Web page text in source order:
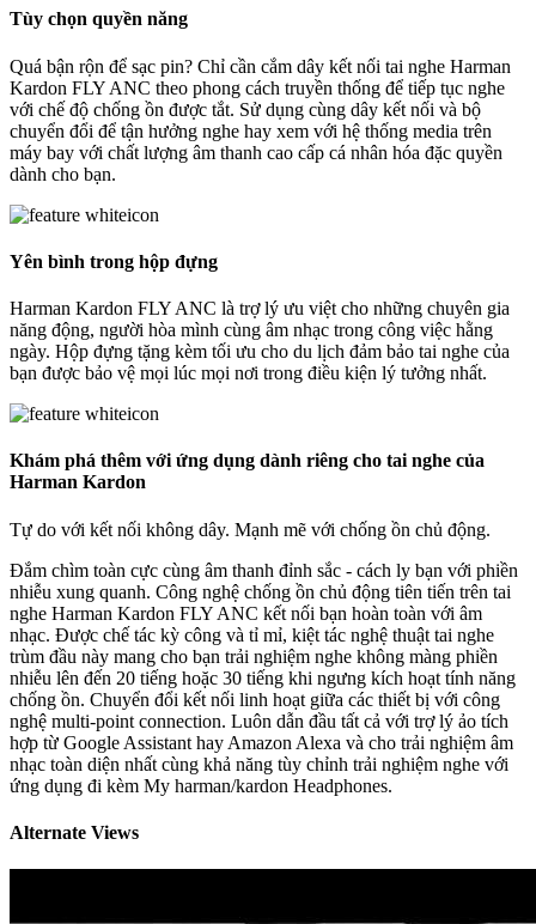
Tùy chọn quyền năng
Quá bận rộn để sạc pin? Chỉ cần cắm dây kết nối tai nghe Harman
Kardon FLY ANC theo phong cách truyền thống để tiếp tục nghe
với chế độ chống ồn được tắt. Sử dụng cùng dây kết nối và bộ
chuyển đổi để tận hưởng nghe hay xem với hệ thống media trên
máy bay với chất lượng âm thanh cao cấp cá nhân hóa đặc quyền
dành cho bạn.
Yên bình trong hộp đựng
Harman Kardon FLY ANC là trợ lý ưu việt cho những chuyên gia
năng động, người hòa mình cùng âm nhạc trong công việc hằng
ngày. Hộp đựng tặng kèm tối ưu cho du lịch đảm bảo tai nghe của
bạn được bảo vệ mọi lúc mọi nơi trong điều kiện lý tưởng nhất.
Khám phá thêm với ứng dụng dành riêng cho tai nghe của
Harman Kardon
Tự do với kết nối không dây. Mạnh mẽ với chống ồn chủ động.
Đắm chìm toàn cực cùng âm thanh đỉnh sắc - cách ly bạn với phiền
nhiễu xung quanh. Công nghệ chống ồn chủ động tiên tiến trên tai
nghe Harman Kardon FLY ANC kết nối bạn hoàn toàn với âm
nhạc. Được chế tác kỳ công và tỉ mỉ, kiệt tác nghệ thuật tai nghe
trùm đầu này mang cho bạn trải nghiệm nghe không màng phiền
nhiễu lên đến 20 tiếng hoặc 30 tiếng khi ngưng kích hoạt tính năng
chống ồn. Chuyển đổi kết nối linh hoạt giữa các thiết bị với công
nghệ multi-point connection. Luôn dẫn đầu tất cả với trợ lý ảo tích
hợp từ Google Assistant hay Amazon Alexa và cho trải nghiệm âm
nhạc toàn diện nhất cùng khả năng tùy chỉnh trải nghiệm nghe với
ứng dụng đi kèm My harman/kardon Headphones.
Alternate Views